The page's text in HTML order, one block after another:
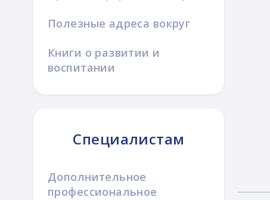
Полезные адреса вокруг
Книги о развитии и
воспитании
Специалистам
Дополнительное
профессиональное